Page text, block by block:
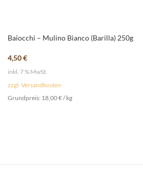
Baiocchi – Mulino Bianco (Barilla) 250g
4,50€
inkl. 7 % MwSt.
zzgl. Versandkosten
Grundpreis: 18,00€/kg